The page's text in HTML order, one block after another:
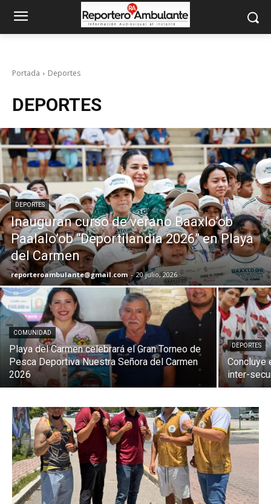
Portada Deportes
DEPORTES
DEPORTES
Inauguran curso de verano Baaxlo’ob
Paalalo’ob “Deportilandia 2026” en Playa
del Carmen
reporteroambulante@gmail.com - 20 julio, 2026
COMUNIDAD
Playa del Carmen celebrará el Gran Torneo de
Pesca Deportiva Nuestra Señora del Carmen
2026
DEPORTES
Concluye
inter-